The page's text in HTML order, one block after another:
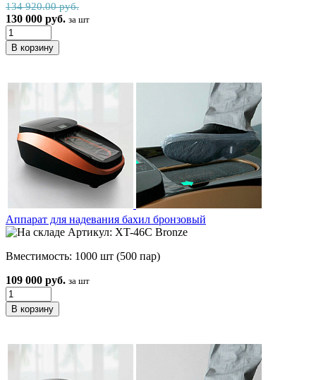
134 920.00 руб.
130 000 руб. за шт
Аппарат для надевания бахил бронзовый
Артикул: XT-46C Bronze
Вместимость: 1000 шт (500 пар)
109 000 руб. за шт